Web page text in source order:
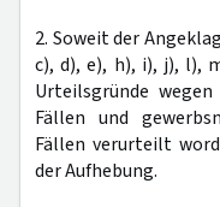
2. Soweit der
c), d), e), h), i), j), l),
Urteilsgründe
Fällen und
Fällen verurteilt
der Aufhebung.